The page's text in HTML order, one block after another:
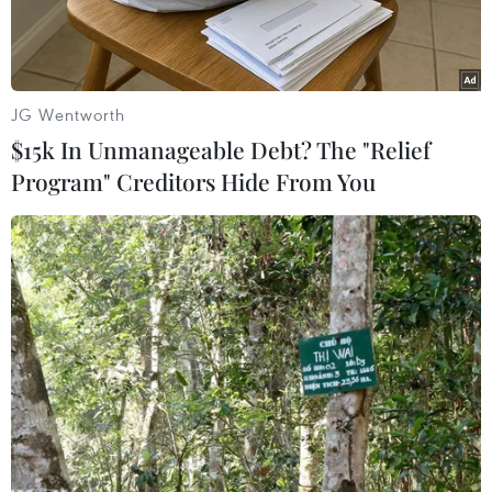
như chưa thể khơi dậy sự trở lại của Mùa xuân
Arab.
Biểu tình phản đối Tổng thống Algeria tiếp tục tranh cử. (Nguồn:
EPA)
Theo hãng AFP, việc Tổng thống Algeria
Abdelaziz Bouteflika từ chức sau khi xuất hiện
JG Wentworth
$15k In Unmanageable Debt? The "Relief
Program" Creditors Hide From You